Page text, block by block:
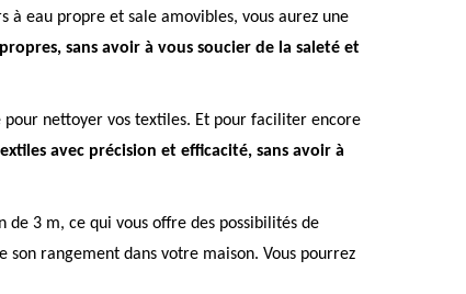
à eau propre et sale amovibles, vous aurez une
sans avoir à vous soucier de la saleté et
nettoyer vos textiles. Et pour faciliter encore
avec précision et efficacité, sans avoir à
3 m, ce qui vous offre des possibilités de
rangement dans votre maison. Vous pourrez